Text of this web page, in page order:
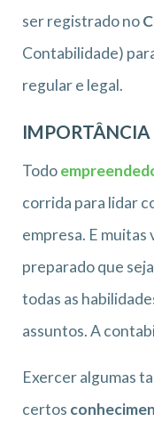
ser registrado no
Contabilidade)
regular e legal.
Todo
corrida para lidar
empresa. E muitas
preparado que
todas as
assuntos. A
Exercer algumas
certos